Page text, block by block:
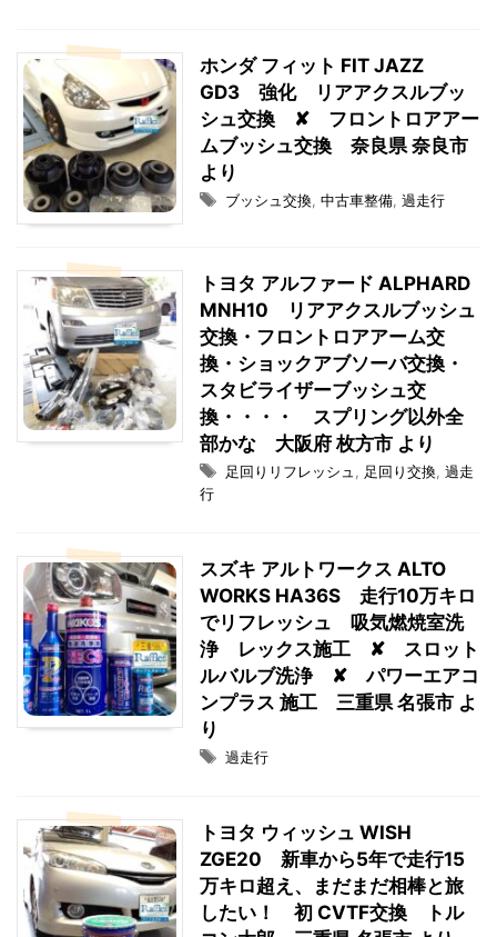
ホンダ フィット FIT JAZZ
GD3 強化 リアアクスルブッ
シュ交換 ✘ フロントロアアー
ムブッシュ交換 奈良県 奈良市
より
ブッシュ交換 中古車整備 過走行
トヨタ アルファード ALPHARD
MNH10 リアアクスルブッシュ
交換・フロントロアアーム交
換・ショックアブソーバ交換・
スタビライザーブッシュ交
換・・・・ スプリング以外全
部かな 大阪府 枚方市 より
足回りリフレッシュ 足回り交換 過走
行
スズキ アルトワークス ALTO
WORKS HA36S 走行10万キロ
でリフレッシュ 吸気燃焼室洗
浄 レックス施工 ✘ スロット
ルバルブ洗浄 ✘ パワーエアコ
ンプラス 施工 三重県 名張市 よ
り
過走行
トヨタ ウィッシュ WISH
ZGE20 新車から5年で走行15
万キロ超え、まだまだ相棒と旅
したい！ 初 CVTF交換 トル